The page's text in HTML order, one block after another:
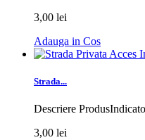
3,00 lei
Adauga in Cos
Strada...
Descriere
3,00 lei